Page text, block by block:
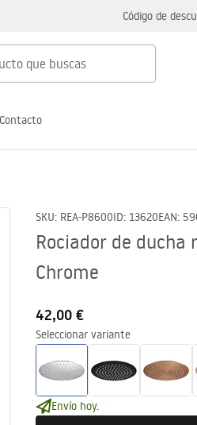
Código de
Contacto
SKU: REA-P8600ID: 13620EAN:
Rociador de ducha
Chrome
42,00 €
Seleccionar variante
Envío hoy.